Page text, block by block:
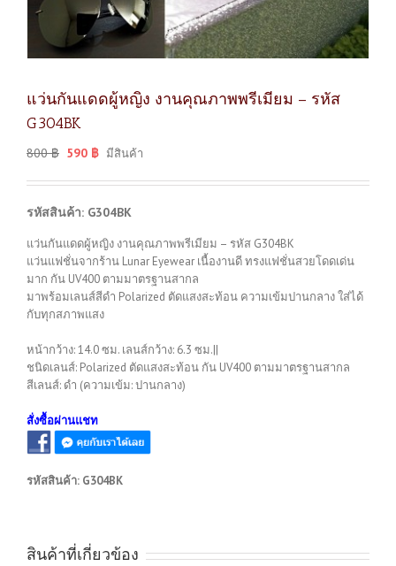
แว่นกันแดดผู้หญิง งานคุณภาพพรีเมียม – รหัส
G304BK
800฿ 590 ฿ มีสินค้า
รหัสสินค้า: G304BK
แว่นกันแดดผู้หญิง งานคุณภาพพรีเมียม – รหัส G304BK
แว่นแฟชั่นจากร้าน Lunar Eyewear เนื้องานดี ทรงแฟชั่นสวยโดดเด่น
มาก กัน UV400 ตามมาตรฐานสากล
มาพร้อมเลนส์สีดำ Polarized ตัดแสงสะท้อน ความเข้มปานกลาง ใส่ได้
กับทุกสภาพแสง
หน้ากว้าง: 14.0 ซม. เลนส์กว้าง: 6.3 ซม.||
ชนิดเลนส์: Polarized ตัดแสงสะท้อน กัน UV400 ตามมาตรฐานสากล
สีเลนส์: ดำ (ความเข้ม: ปานกลาง)
สั่งซื้อผ่านแชท
รหัสสินค้า: G304BK
สินค้าที่เกี่ยวข้อง